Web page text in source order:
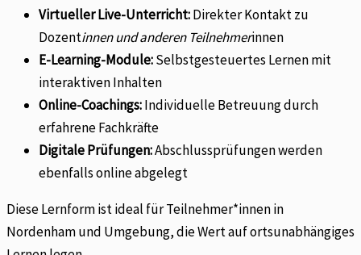
Virtueller Live-Unterricht:Direkter Kontakt zu
Dozentinnen und anderen Teilnehmerinnen
E-Learning-Module:Selbstgesteuertes Lernen mit
interaktiven Inhalten
Online-Coachings:Individuelle Betreuung durch
erfahrene Fachkräfte
Digitale Prüfungen:Abschlussprüfungen werden
ebenfalls online abgelegt
Diese Lernform ist ideal für Teilnehmer*innen in
Nordenham und Umgebung, die Wert auf ortsunabhängiges